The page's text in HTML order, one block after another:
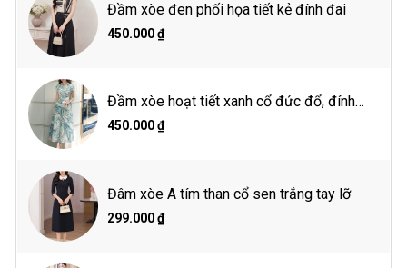
Đầm xòe đen phối họa tiết kẻ đính đai
450.000 ₫
Đầm xòe hoạt tiết xanh cổ đức đổ, đính
hoa eo
450.000 ₫
Đâm xòe A tím than cổ sen trắng tay lỡ
299.000 ₫
Chiều cao 1m65
Vòng 3: 89 cm
Mặc size S
Giặt tay hoặc giặt máy ở chế độ giặt nhẹ
Giặt nước lạnh
Giặt với sản phẩm cùng màu